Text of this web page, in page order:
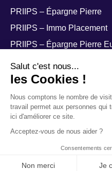
PRIIPS – Épargne Pierre
PRIIPS – Immo Placement
PRIIPS – Épargne Pierre
© ATLAND Voisin 2026, tous droits
Salut c'est nous...
les Cookies !
Nous comptons le nombre de
travail permet aux personnes qui
ici d'améliorer ce site.
Acceptez-vous de nous aider ?
Consentements
Non merci Je